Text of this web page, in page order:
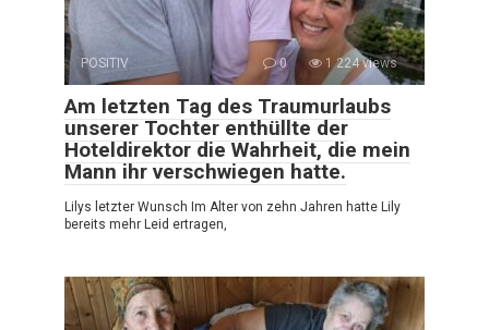
POSITIV 0 1 224 views
Am letzten Tag des Traumurlaubs
unserer Tochter enthüllte der
Hoteldirektor die Wahrheit, die mein
Mann ihr verschwiegen hatte.
Lilys letzter Wunsch Im Alter von zehn Jahren hatte Lily
bereits mehr Leid ertragen,